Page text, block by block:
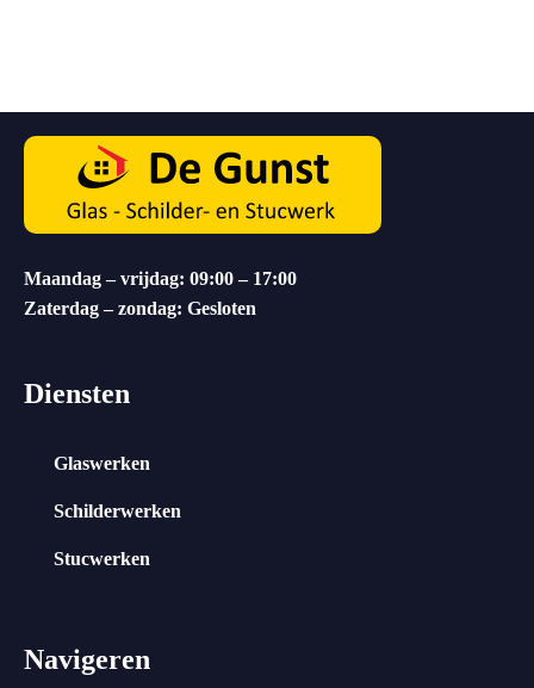
Maandag – vrijdag: 09:00 – 17:00
Zaterdag – zondag: Gesloten
Diensten
Glaswerken
Schilderwerken
Stucwerken
Navigeren